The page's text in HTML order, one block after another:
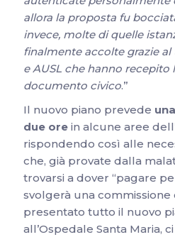
allora la proposta fu
invece, molte di quelle
finalmente accolte grazie
e AUSL che hanno recepito
documento civico.”
Il nuovo piano prevede
due orein alcune aree
rispondendo così alle
che, già provate dalla
trovarsi a dover “pagare
svolgerà una commissione
presentato tutto il nuovo
all’Ospedale Santa Maria,